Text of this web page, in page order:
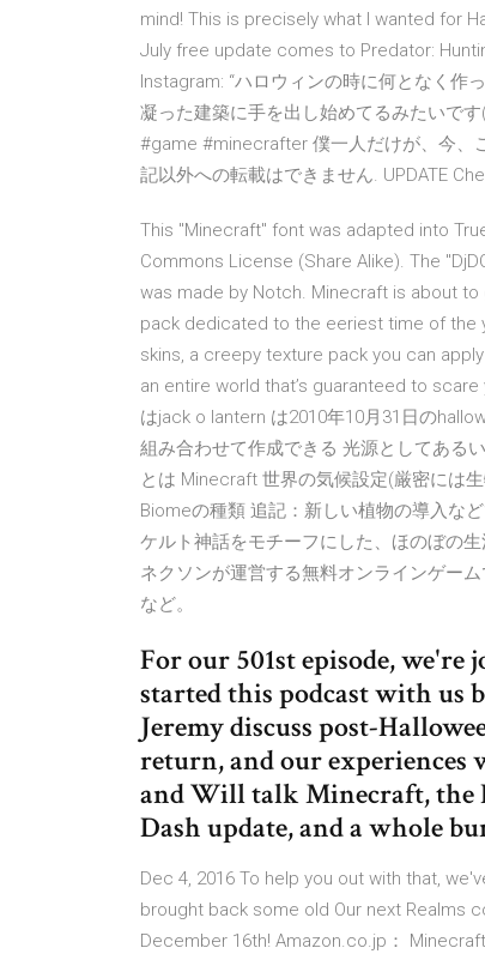
mind! This is precisely what I wanted for
July free update comes to Predator:
Instagram: “ハロウィンの時に何となく作
凝った建築に手を出し始めてるみたいで
#game #minecrafter 僕一人だけが、今、
記以外への転載はできません. UPDATE
This "Minecraft" font was adapted into
Commons License (Share Alike). The
was made by Notch. Minecraft is about
pack dedicated to the eeriest time of the
skins, a creepy texture pack you can
an entire world that’s guaranteed to
はjack o lantern は2010年10月31日の
組み合わせて作成できる 光源としてある
とは Minecraft 世界の気候設定(厳密には
Biomeの種類 追記：新しい植物の導入な
ケルト神話をモチーフにした、ほのぼの
ネクソンが運営する無料オンラインゲー
など。
For our 501st episode,
started this podcast with us
Jeremy discuss post-
return, and our
and Will talk Minecraft, the
Dash update, and a whole
Dec 4, 2016 To help you out with that,
brought back some old Our next Realms
December 16th! Amazon.co.jp：